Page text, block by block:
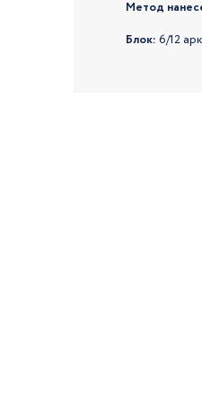
Метод
Блок: 6/12